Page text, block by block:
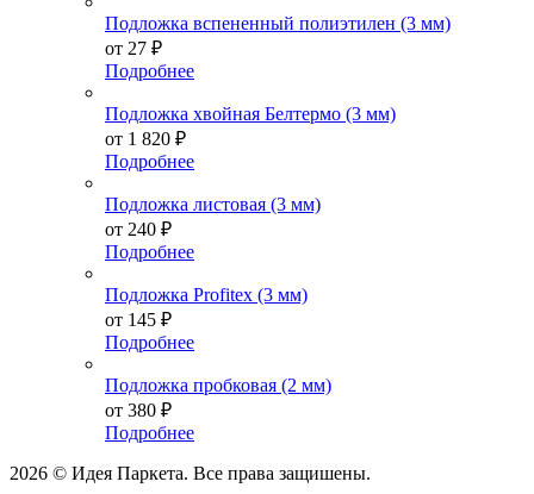
Подложка вспененный полиэтилен (3 мм)
от 27 ₽
Подробнее
Подложка хвойная Белтермо (3 мм)
от 1 820 ₽
Подробнее
Подложка листовая (3 мм)
от 240 ₽
Подробнее
Подложка Profitex (3 мм)
от 145 ₽
Подробнее
Подложка пробковая (2 мм)
от 380 ₽
Подробнее
2026 © Идея Паркета. Все права защишены.